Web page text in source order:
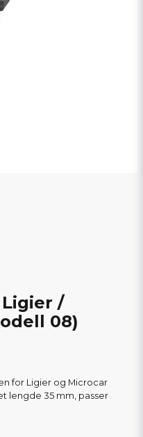
/
08)
for Ligier og Microcar
lengde 35 mm, passer